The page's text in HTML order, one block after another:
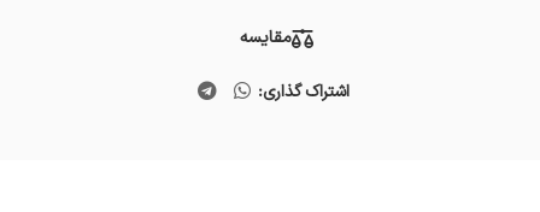
مقایسه
اشتراک گذاری: